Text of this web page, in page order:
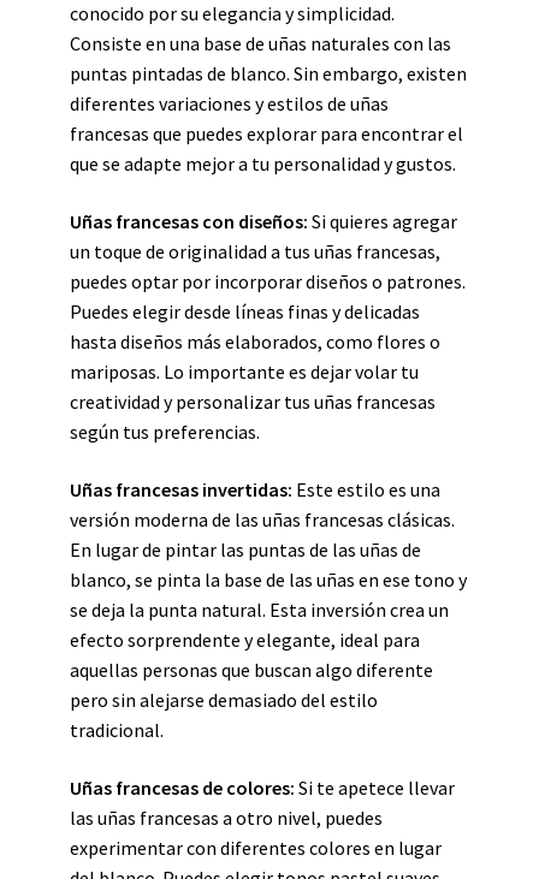
conocido por su elegancia y simplicidad.
Consiste en una base de uñas naturales con las
puntas pintadas de blanco. Sin embargo, existen
diferentes variaciones y estilos de uñas
francesas que puedes explorar para encontrar el
que se adapte mejor a tu personalidad y gustos.
Uñas francesas con diseños: Si quieres agregar
un toque de originalidad a tus uñas francesas,
puedes optar por incorporar diseños o patrones.
Puedes elegir desde líneas finas y delicadas
hasta diseños más elaborados, como flores o
mariposas. Lo importante es dejar volar tu
creatividad y personalizar tus uñas francesas
según tus preferencias.
Uñas francesas invertidas: Este estilo es una
versión moderna de las uñas francesas clásicas.
En lugar de pintar las puntas de las uñas de
blanco, se pinta la base de las uñas en ese tono y
se deja la punta natural. Esta inversión crea un
efecto sorprendente y elegante, ideal para
aquellas personas que buscan algo diferente
pero sin alejarse demasiado del estilo
tradicional.
Uñas francesas de colores: Si te apetece llevar
las uñas francesas a otro nivel, puedes
experimentar con diferentes colores en lugar